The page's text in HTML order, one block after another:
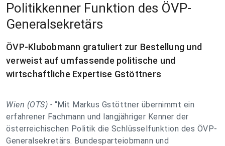
Politikkenner Funktion des ÖVP-
Generalsekretärs
ÖVP-Klubobmann gratuliert zur Bestellung und
verweist auf umfassende politische und
wirtschaftliche Expertise Gstöttners
Wien (OTS) - “Mit Markus Gstöttner übernimmt ein
erfahrener Fachmann und langjähriger Kenner der
österreichischen Politik die Schlüsselfunktion des ÖVP-
Generalsekretärs. Bundesparteiobmann und